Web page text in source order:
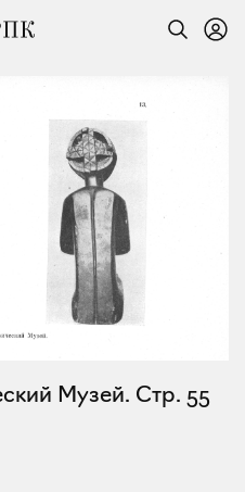
Музей. Стр. 55